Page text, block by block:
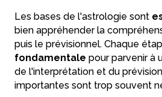
Les bases de l'astrologie sont
bien appréhender la
puis le prévisionnel. Chaque
fondamentale pour parvenir à
de l'interprétation et du
importantes sont trop souvent